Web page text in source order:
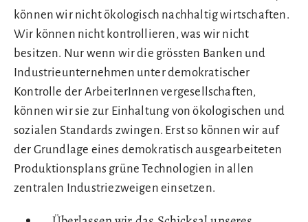
können wir nicht ökologisch nachhaltig wirtschaften.
Wir können nicht kontrollieren, was wir nicht
besitzen. Nur wenn wir die grössten Banken und
Industrieunternehmen unter demokratischer
Kontrolle der ArbeiterInnen vergesellschaften,
können wir sie zur Einhaltung von ökologischen und
sozialen Standards zwingen. Erst so können wir auf
der Grundlage eines demokratisch ausgearbeiteten
Produktionsplans grüne Technologien in allen
zentralen Industriezweigen einsetzen.